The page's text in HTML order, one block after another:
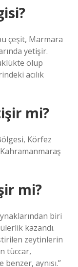
çeşit, Marmara
yetişir.
olup
acılık
mi?
Körfez
mi?
biri
kazandı.
zeytinlerin
tüccar,
benzer, aynısı.”